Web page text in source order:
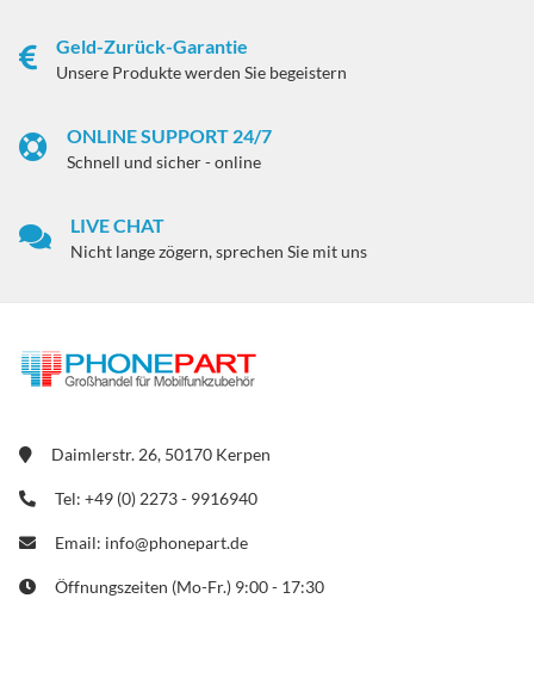
Geld-Zurück-Garantie
Unsere Produkte werden Sie begeistern
ONLINE SUPPORT 24/7
Schnell und sicher - online
LIVE CHAT
Nicht lange zögern, sprechen Sie mit uns
Daimlerstr. 26, 50170 Kerpen
Tel: +49 (0) 2273 - 9916940
Email: info@phonepart.de
Öffnungszeiten (Mo-Fr.) 9:00 - 17:30